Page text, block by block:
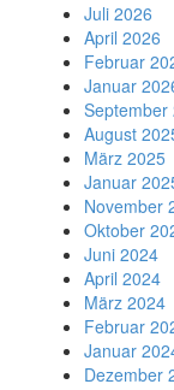
Juli 2026
April 2026
Februar
Januar
September
August
März 2025
Januar
November
Oktober
Juni 2024
April 2024
März 2024
Februar
Januar
Dezember